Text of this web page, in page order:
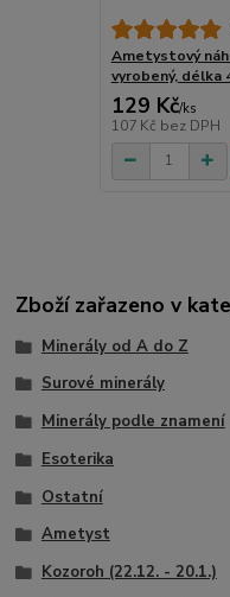
Ametystový
vyrobený, délka
129 Kč/ks
107 Kč bez DPH
Zboží zařazeno v
Minerály od A do Z
Surové minerály
Minerály podle znamení
Esoterika
Ostatní
Ametyst
Kozoroh (22.12. - 20.1.)